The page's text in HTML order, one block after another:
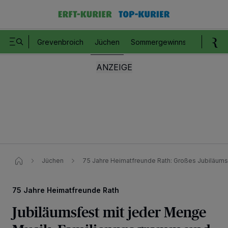
Grevenbroich Jüchen Sommergewinnspiel
Jüchen 75 Jahre Heimatfreunde Rath: Großes
75 Jahre Heimatfreunde Rath
Jubiläumsfest mit jeder Menge